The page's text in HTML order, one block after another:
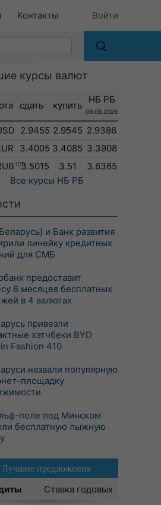
Контакты Войти
курсы валют
сдать купить
НБ РБ
09.08.2026
2.9455 2.9545 2.9386
3.4005 3.4085 3.3908
1003.5015 3.51
3.6365
Все курсы НБ РБ
и Банк развития
линейку кредитных
для СМБ
предоставит
6 месяцев бесплатных
в 4 валютах
привезли
хэтчбеки BYD
Fashion 410
назвали популярную
площадку
поле под Минском
бесплатную лыжную
Лучшие предложения
Ставка годовых